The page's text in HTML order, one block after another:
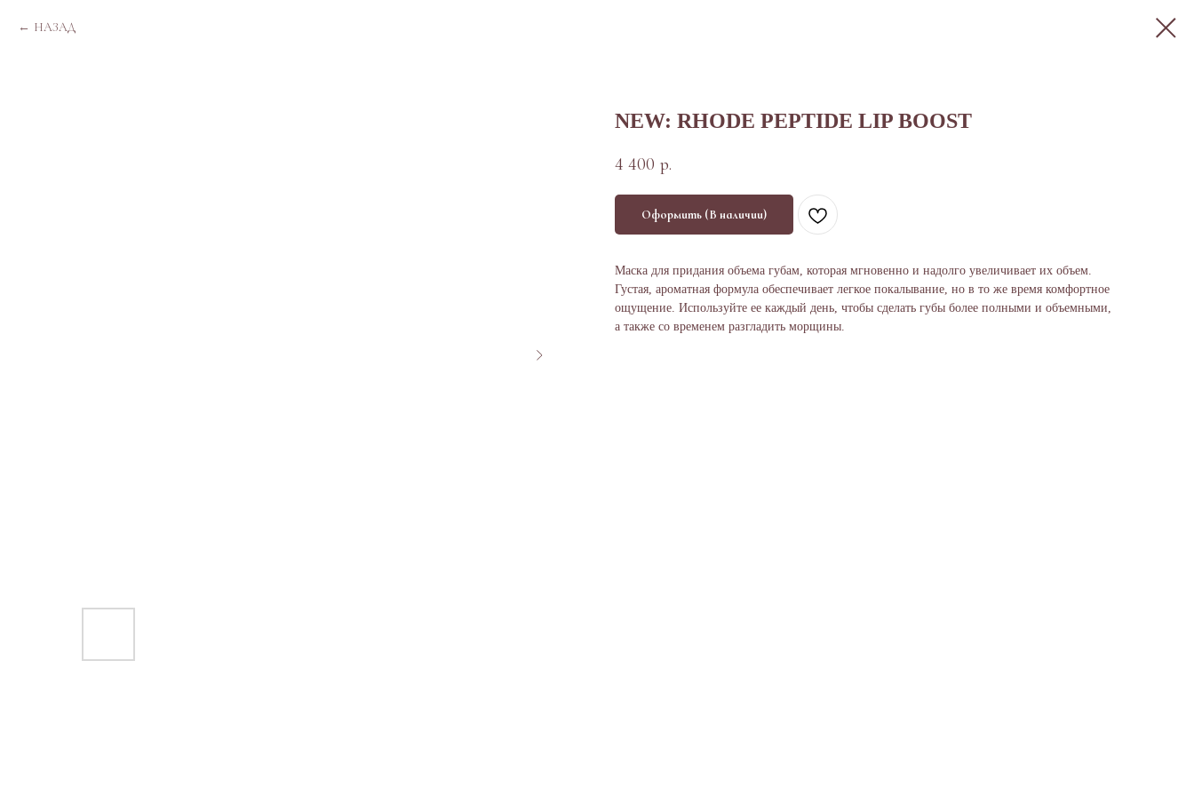
НАЗАД
NEW: RHODE PEPTIDE LIP BOOST
4 400 р.
Оформить (В наличии)
Маска для придания объема губам, которая мгновенно и надолго увеличивает их объем.
Густая, ароматная формула обеспечивает легкое покалывание, но в то же время комфортное
ощущение. Используйте ее каждый день, чтобы сделать губы более полными и объемными,
а также со временем разгладить морщины.